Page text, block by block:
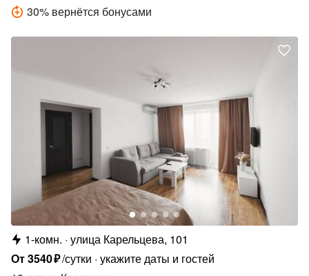
30% вернётся бонусами
1-комн. улица Карельцева, 101
От3540₽/сутки укажите даты и гостей